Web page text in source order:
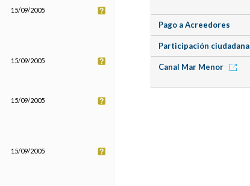
15/09/2005
15/09/2005
15/09/2005
15/09/2005
Pago a Acreedores
Participación ciudadana
Canal Mar Menor